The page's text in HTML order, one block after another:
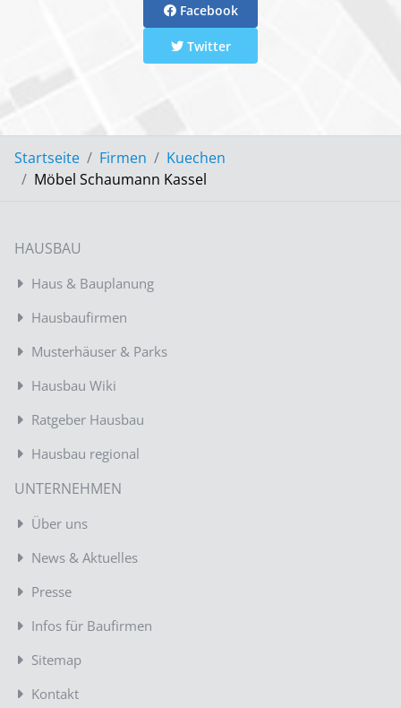
Facebook
Twitter
Startseite Firmen
Kuechen
Möbel Schaumann Kassel
HAUSBAU
Haus & Bauplanung
Hausbaufirmen
Musterhäuser & Parks
Hausbau Wiki
Ratgeber Hausbau
Hausbau regional
UNTERNEHMEN
Über uns
News & Aktuelles
Presse
Infos für Baufirmen
Sitemap
Kontakt